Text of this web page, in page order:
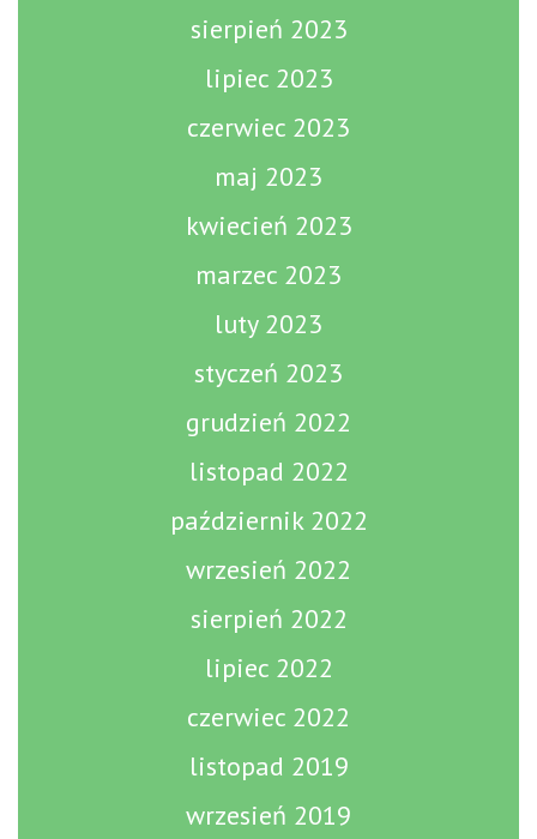
sierpień 2023
lipiec 2023
czerwiec 2023
maj 2023
kwiecień 2023
marzec 2023
luty 2023
styczeń 2023
grudzień 2022
listopad 2022
październik 2022
wrzesień 2022
sierpień 2022
lipiec 2022
czerwiec 2022
listopad 2019
wrzesień 2019